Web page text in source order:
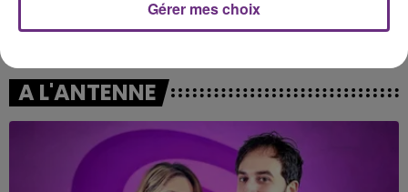
Le Petit Pecheur End Of Beginning
A L'ANTENNE
Gérer mes choix